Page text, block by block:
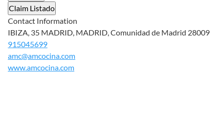
Claim Listado
Contact Information
IBIZA, 35 MADRID, MADRID, Comunidad de Madrid 28009
915045699
amc@amcocina.com
www.amcocina.com